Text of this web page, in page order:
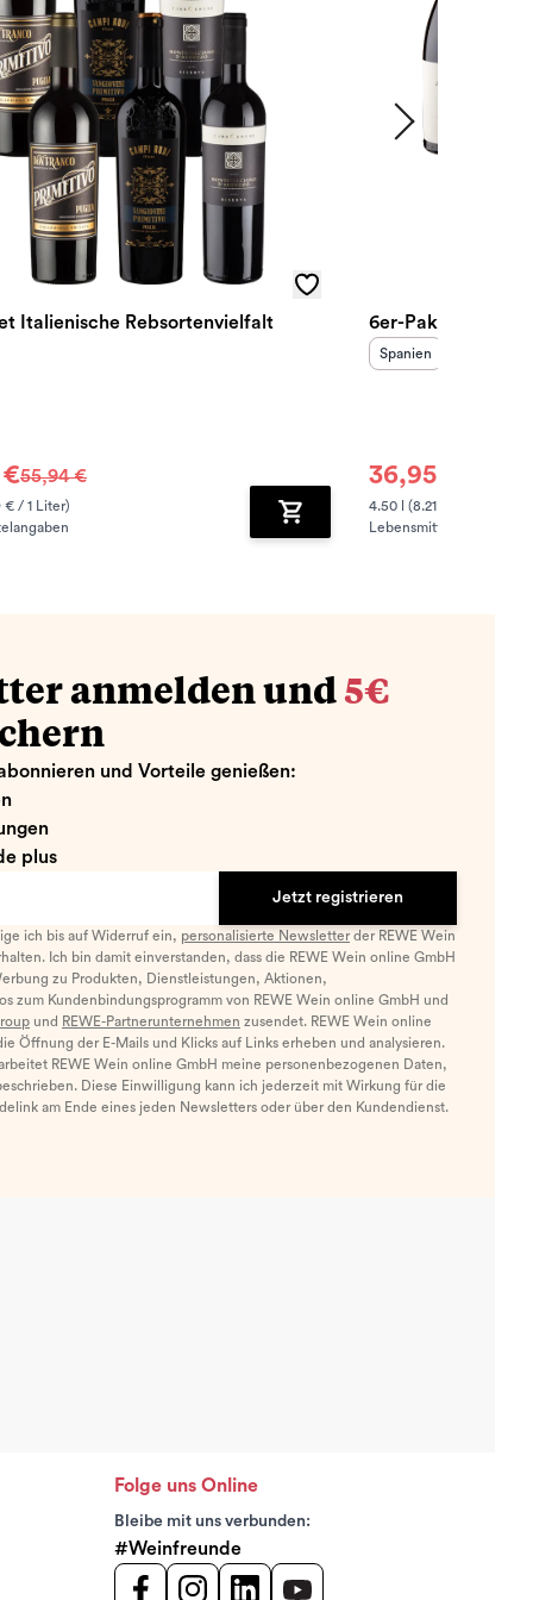
Italienische Rebsortenvielfalt
€55,94 €
€ / 1 Liter)
Zum Warenkorb hinzufügen
6er-Paket
Herkunftsland
Spanien
36,95 €
4.50 l (8.21 € / 1 Liter)
Lebensmittelangaben
anmelden und 5€
und Vorteile genießen:
plus
Jetzt registrieren
ich bis auf Widerruf ein, personalisierte Newsletterder REWE Wein
Ich bin damit einverstanden, dass die REWE Wein online GmbH
zu Produkten, Dienstleistungen, Aktionen,
zum Kundenbindungsprogramm von REWE Wein online GmbH und
und REWE-Partnerunternehmen zusendet. REWE Wein online
Öffnung der E-Mails und Klicks auf Links erheben und analysieren.
REWE Wein online GmbH meine personenbezogenen Daten,
Diese Einwilligung kann ich jederzeit mit Wirkung für die
am Ende eines jeden Newsletters oder über den Kundendienst.
Folge uns Online
Bleibe mit uns verbunden:
#Weinfreunde